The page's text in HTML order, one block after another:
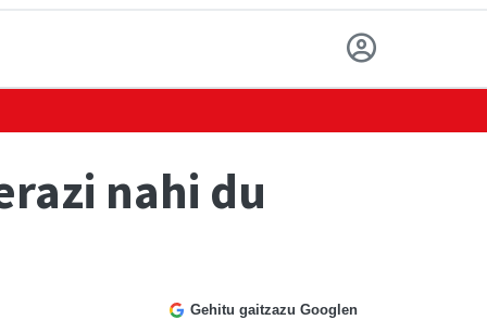
nahi du
Gehitu gaitzazu Googlen